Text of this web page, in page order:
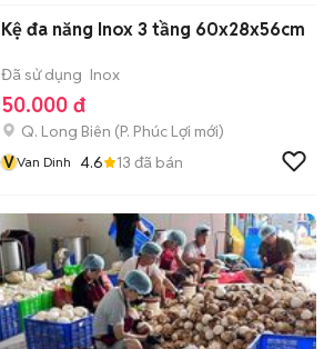
Kệ đa năng Inox 3 tầng 60x28x56cm
Đã sử dụng Inox
50.000 đ
Q. Long Biên (P. Phúc Lợi mới)
VVan Dinh 4.6 13 đã bán